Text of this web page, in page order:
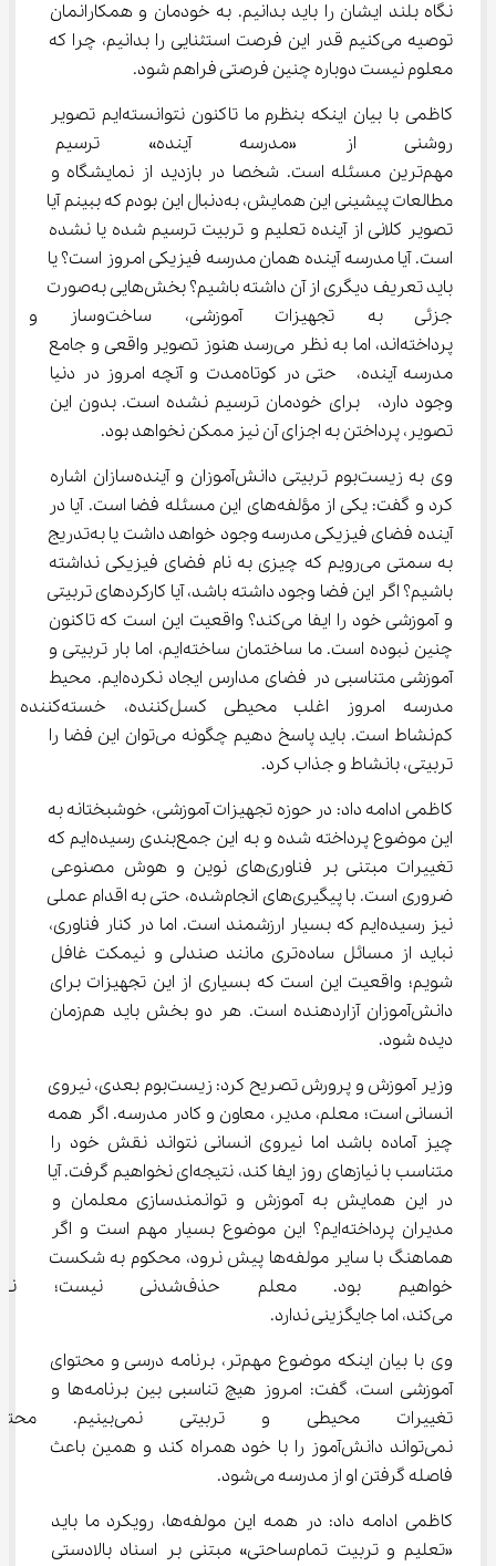
نگاه بلند ایشان را باید بدانیم. به خودمان و همکارانمان
توصیه می‌کنیم قدر این فرصت استثنایی را بدانیم، چرا که
معلوم نیست دوباره چنین فرصتی فراهم شود.
کاظمی با بیان اینکه بنظرم ما تاکنون نتوانسته‌ایم تصویر
روشنی از «مدرسه آینده»
مهم‌ترین مسئله است. شخصا در بازدید از نمایشگاه و
مطالعات پیشینی این همایش، به‌دنبال این بودم که ببینم آیا
تصویر کلانی از آینده تعلیم و تربیت ترسیم شده یا نشده
است. آیا مدرسه آینده همان مدرسه فیزیکی امروز است؟ یا
باید تعریف دیگری از آن داشته باشیم؟ بخش‌هایی به‌صورت
جزئی به تجهیزات آموزشی،
پرداخته‌اند، اما به نظر می‌رسد هنوز تصویر واقعی و جامع
مدرسه آینده،  حتی در کوتاه‌مدت و آنچه امروز در دنیا
وجود دارد،  برای خودمان ترسیم نشده است. بدون این
تصویر، پرداختن به اجزای آن نیز ممکن نخواهد بود.
وی به زیست‌بوم تربیتی دانش‌آموزان و آینده‌سازان اشاره
کرد و گفت: یکی از مؤلفه‌های این مسئله فضا است. آیا در
آینده فضای فیزیکی مدرسه وجود خواهد داشت یا به‌تدریج
به سمتی می‌رویم که چیزی به نام فضای فیزیکی نداشته
باشیم؟ اگر این فضا وجود داشته باشد، آیا کارکردهای تربیتی
و آموزشی خود را ایفا می‌کند؟ واقعیت این است که تاکنون
چنین نبوده است. ما ساختمان ساخته‌ایم، اما بار تربیتی و
آموزشی متناسبی در فضای مدارس ایجاد نکرده‌ایم. محیط
مدرسه امروز اغلب محیطی کسل‌کننده،
کم‌نشاط است. باید پاسخ دهیم چگونه می‌توان این فضا را
تربیتی، بانشاط و جذاب کرد.
کاظمی ادامه داد: در حوزه تجهیزات آموزشی، خوشبختانه به
این موضوع پرداخته شده و به این جمع‌بندی رسیده‌ایم که
تغییرات مبتنی بر فناوری‌های نوین و هوش مصنوعی
ضروری است. با پیگیری‌های انجام‌شده، حتی به اقدام عملی
نیز رسیده‌ایم که بسیار ارزشمند است. اما در کنار فناوری،
نباید از مسائل ساده‌تری مانند صندلی و نیمکت غافل
شویم؛ واقعیت این است که بسیاری از این تجهیزات برای
دانش‌آموزان آزاردهنده است. هر دو بخش باید هم‌زمان
دیده شود.
وزیر آموزش و پرورش تصریح کرد: زیست‌بوم بعدی، نیروی
انسانی است؛ معلم، مدیر، معاون و کادر مدرسه. اگر همه
چیز آماده باشد اما نیروی انسانی نتواند نقش خود را
متناسب با نیازهای روز ایفا کند، نتیجه‌ای نخواهیم گرفت. آیا
در این همایش به آموزش و توانمندسازی معلمان و
مدیران پرداخته‌ایم؟ این موضوع بسیار مهم است و اگر
هماهنگ با سایر مولفه‌ها پیش نرود، محکوم به شکست
خواهیم بود. معلم
می‌کند، اما جایگزینی ندارد.
وی با بیان اینکه موضوع مهم‌تر، برنامه درسی و محتوای
آموزشی است، گفت: امروز هیچ تناسبی بین برنامه‌ها و
تغییرات محیطی و تربیتی
نمی‌تواند دانش‌آموز را با خود همراه کند و همین باعث
فاصله گرفتن او از مدرسه می‌شود.
کاظمی ادامه داد: در همه این مولفه‌ها، رویکرد ما باید
«تعلیم و تربیت تمام‌ساحتی» مبتنی بر اسناد بالادستی